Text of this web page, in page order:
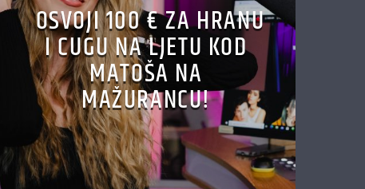
OSVOJI 100 € ZA HRANU
I CUGU NA LJETU KOD
MATOŠA NA
MAŽURANCU!